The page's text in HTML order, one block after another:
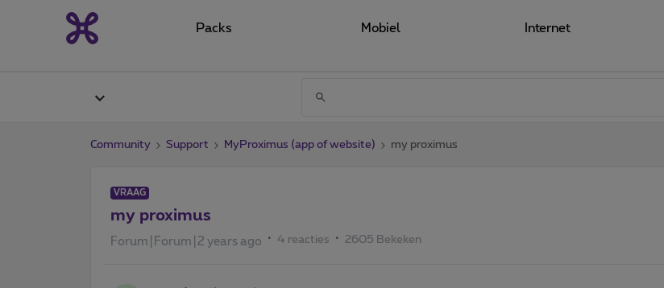
Packs Mobiel Internet
Community Support MyProximus (app of website) my proximus
VRAAG
my proximus
Forum|Forum|2 years ago 4 reacties 2605 Bekeken